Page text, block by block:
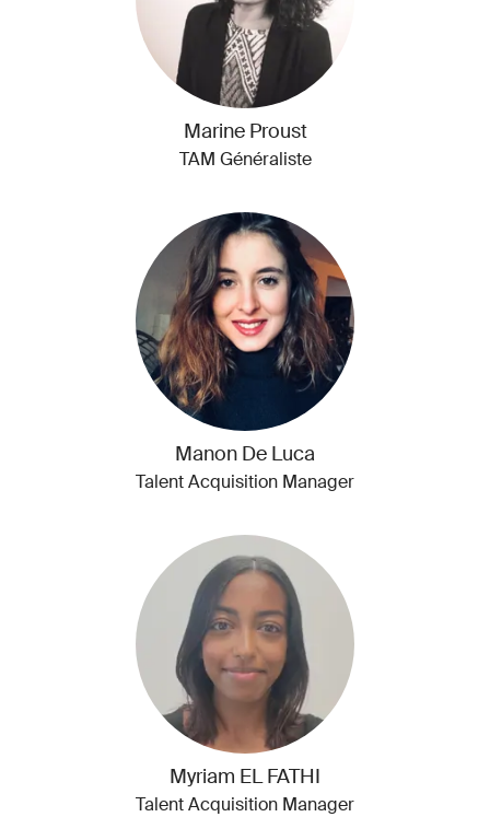
Marine Proust
TAM Généraliste
Manon De Luca
Talent Acquisition Manager
Myriam EL FATHI
Talent Acquisition Manager